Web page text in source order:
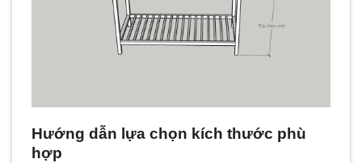
Hướng dẫn lựa chọn kích thước phù
hợp